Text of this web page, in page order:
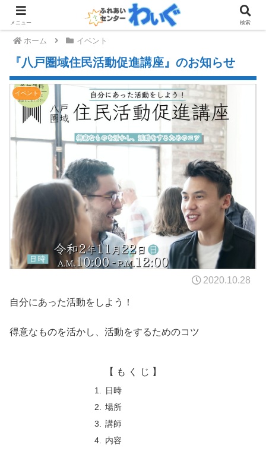
ホーム イベント
『八戸圏域住民活動促進講座』のお知らせ
イベント
2020.10.28
自分にあった活動をしよう！
得意なものを活かし、活動をするためのコツ
【 も く じ 】
日時
場所
講師
内容
メニュー 検索